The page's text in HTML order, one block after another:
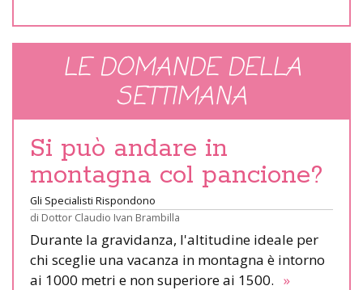
LE DOMANDE DELLA
SETTIMANA
Si può andare in
montagna col pancione?
Gli Specialisti Rispondono
di Dottor Claudio Ivan Brambilla
Durante la gravidanza, l'altitudine ideale per
chi sceglie una vacanza in montagna è intorno
ai 1000 metri e non superiore ai 1500. »